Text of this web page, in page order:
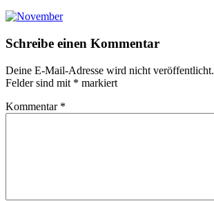
Schreibe einen Kommentar
Deine E-Mail-Adresse wird nicht veröffentlicht.
Felder sind mit * markiert
Kommentar *